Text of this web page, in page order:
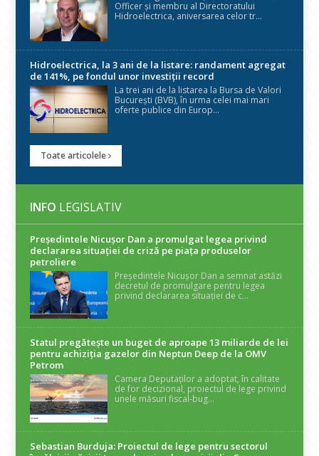
Officer și membru al Directoratului
Hidroelectrica, aniversarea celor tr...
Hidroelectrica, la 3 ani de la listare: randament agregat
de 141%, pe fondul unor investiții record
La trei ani de la listarea la Bursa de Valori
București (BVB), în urma celei mai mari
oferte publice din Europ...
Toate articolele
INFO LEGISLATIV
Președintele Nicuşor Dan a promulgat legea privind
declararea situaţiei de criză pe piaţa produselor
petroliere
Președintele Nicușor Dan a semnat astăzi
decretul de promulgare pentru legea
privind declararea situației de c...
Statul pregătește un buget de aproape 13 miliarde de lei
pentru achiziția gazelor din Neptun Deep de la OMV
Petrom
Camera Deputaților a adoptat, în calitate
de for decizional, proiectul de lege privind
unele măsuri fiscal-bug...
Sebastian Burduja: Proiectul de lege pentru sectorul